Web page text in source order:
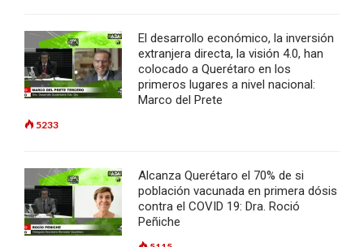
El desarrollo económico, la inversión
extranjera directa, la visión 4.0, han
colocado a Querétaro en los
primeros lugares a nivel nacional:
Marco del Prete
5233
Alcanza Querétaro el 70% de si
población vacunada en primera dósis
contra el COVID 19: Dra. Roció
Peñiche